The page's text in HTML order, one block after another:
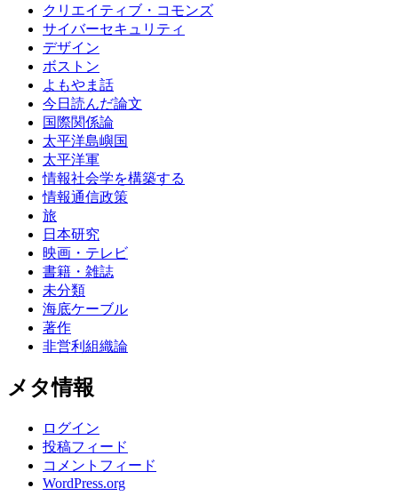
クリエイティブ・コモンズ
サイバーセキュリティ
デザイン
ボストン
よもやま話
今日読んだ論文
国際関係論
太平洋島嶼国
太平洋軍
情報社会学を構築する
情報通信政策
旅
日本研究
映画・テレビ
書籍・雑誌
未分類
海底ケーブル
著作
非営利組織論
メタ情報
ログイン
投稿フィード
コメントフィード
WordPress.org